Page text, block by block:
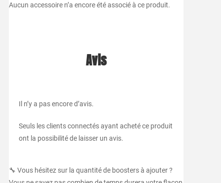
Aucun accessoire n’a encore été associé à ce produit.
Avis
Il n’y a pas encore d’avis.
Seuls les clients connectés ayant acheté ce produit
ont la possibilité de laisser un avis.
🔧 Vous hésitez sur la quantité de boosters à ajouter ?